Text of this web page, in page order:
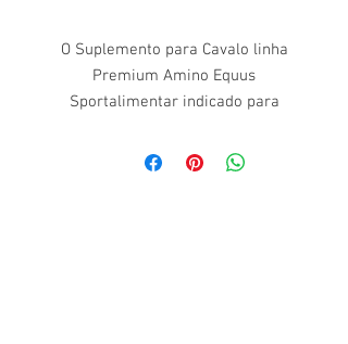
O Suplemento para Cavalo linha
Premium Amino Equus
Sportalimentar indicado para
vida, buscando repor perdas